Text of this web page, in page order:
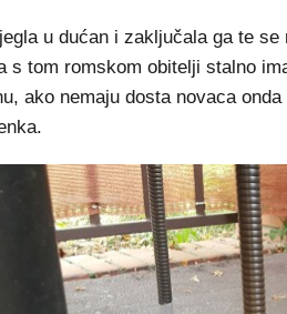
u dućan i zaključala ga te
s tom romskom obitelji stalno
ako nemaju dosta novaca